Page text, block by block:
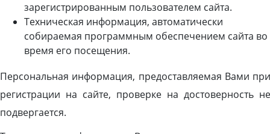
зарегистрированным пользователем сайта.
Техническая информация, автоматически
собираемая программным обеспечением сайта во
время его посещения.
Персональная информация, предоставляемая Вами при
регистрации на сайте, проверке на достоверность не
подвергается.